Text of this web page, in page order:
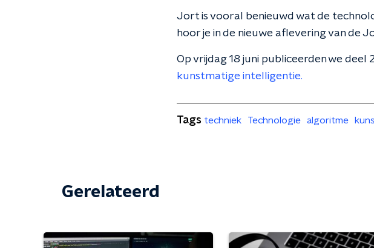
Jort is vooral benieuwd wat de
hoor je in de nieuwe aflevering van de
Op vrijdag 18 juni publiceerden we deel
kunstmatige intelligentie.
Tags techniek Technologie algoritme
Gerelateerd